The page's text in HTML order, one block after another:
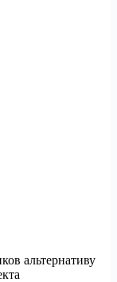
альтернативу